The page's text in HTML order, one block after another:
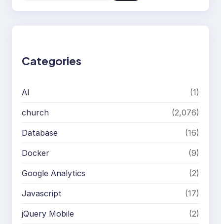
Categories
AI (1)
church (2,076)
Database (16)
Docker (9)
Google Analytics (2)
Javascript (17)
jQuery Mobile (2)